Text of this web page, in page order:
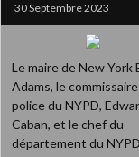
30 Septembre 2023
Le maire de New York
Adams, le
police du NYPD,
Caban, et le chef du
département du